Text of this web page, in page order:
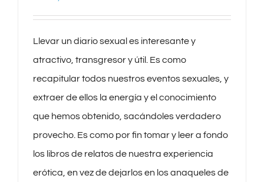
Llevar un diario sexual es interesante y
atractivo, transgresor y útil. Es como
recapitular todos nuestros eventos sexuales, y
extraer de ellos la energía y el conocimiento
que hemos obtenido, sacándoles verdadero
provecho. Es como por fin tomar y leer a fondo
los libros de relatos de nuestra experiencia
erótica, en vez de dejarlos en los anaqueles de